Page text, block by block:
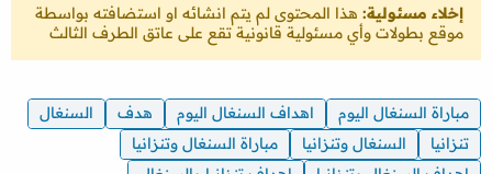
إخلاء مسئولية: هذا المحتوى لم يتم انشائه او استضافته بواسطة
موقع بطولات وأي مسئولية قانونية تقع على عاتق الطرف الثالث
مباراة السنغال اليوم اهداف السنغال اليوم هدف
السنغال
تنزانيا
السنغال وتنزانيا
مباراة السنغال وتنزانيا